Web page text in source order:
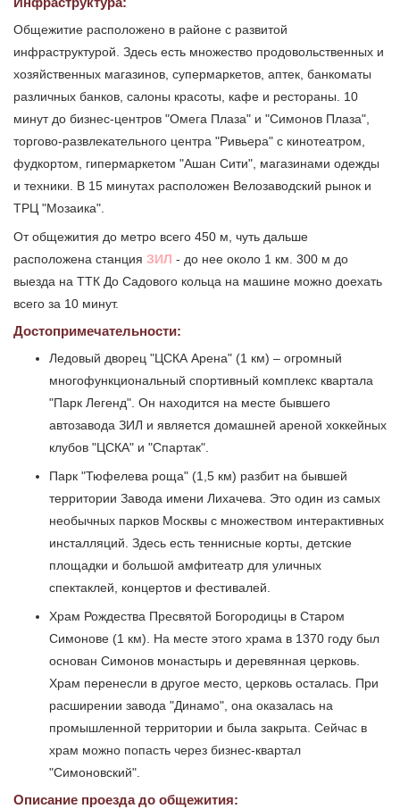
Общежитие расположено в районе с развитой
инфраструктурой. Здесь есть множество продовольственных и
хозяйственных магазинов, супермаркетов, аптек, банкоматы
различных банков, салоны красоты, кафе и рестораны. 10
минут до бизнес-центров "Омега Плаза" и "Симонов Плаза",
торгово-развлекательного центра "Ривьера" с кинотеатром,
фудкортом, гипермаркетом "Ашан Сити", магазинами одежды
и техники. В 15 минутах расположен Велозаводский рынок и
ТРЦ "Мозаика".
От общежития до метро всего 450 м, чуть дальше
расположена станция ЗИЛ - до нее около 1 км. 300 м до
выезда на ТТК До Садового кольца на машине можно доехать
всего за 10 минут.
Достопримечательности:
Ледовый дворец "ЦСКА Арена" (1 км) – огромный
многофункциональный спортивный комплекс квартала
"Парк Легенд". Он находится на месте бывшего
автозавода ЗИЛ и является домашней ареной хоккейных
клубов "ЦСКА" и "Спартак".
Парк "Тюфелева роща" (1,5 км) разбит на бывшей
территории Завода имени Лихачева. Это один из самых
необычных парков Москвы с множеством интерактивных
инсталляций. Здесь есть теннисные корты, детские
площадки и большой амфитеатр для уличных
спектаклей, концертов и фестивалей.
Храм Рождества Пресвятой Богородицы в Старом
Симонове (1 км). На месте этого храма в 1370 году был
основан Симонов монастырь и деревянная церковь.
Храм перенесли в другое место, церковь осталась. При
расширении завода "Динамо", она оказалась на
промышленной территории и была закрыта. Сейчас в
храм можно попасть через бизнес-квартал
"Симоновский".
Описание проезда до общежития: